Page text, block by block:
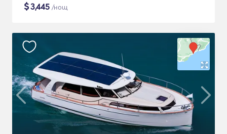
$3,445 /нощ